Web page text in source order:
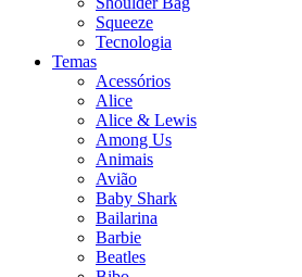
Squeeze
Tecnologia
Temas
Acessórios
Alice
Alice & Lewis
Among Us
Animais
Avião
Baby Shark
Bailarina
Barbie
Beatles